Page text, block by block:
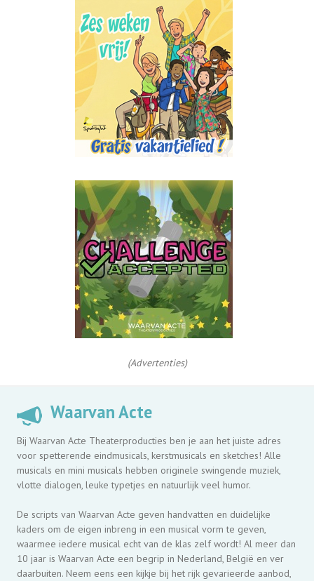
(Advertenties)
Waarvan Acte
Bij Waarvan Acte Theaterproducties ben je aan het juiste adres
voor spetterende eindmusicals, kerstmusicals en sketches! Alle
musicals en mini musicals hebben originele swingende muziek,
vlotte dialogen, leuke typetjes en natuurlijk veel humor.
De scripts van Waarvan Acte geven handvatten en duidelijke
kaders om de eigen inbreng in een musical vorm te geven,
waarmee iedere musical echt van de klas zelf wordt! Al meer dan
10 jaar is Waarvan Acte een begrip in Nederland, België en ver
daarbuiten. Neem eens een kijkje bij het rijk gevarieerde aanbod,